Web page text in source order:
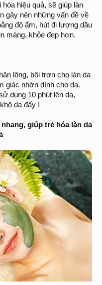
hiệu quả, sẽ giúp làn
gây nên những vấn đề về
độ ẩm, hút đi lượng dầu
màng, khỏe đẹp hơn.
lông, bôi trơn cho làn da
giác nhờn dính cho da.
dụng 10 phút lên da,
da đấy !
giúp trẻ hóa làn da